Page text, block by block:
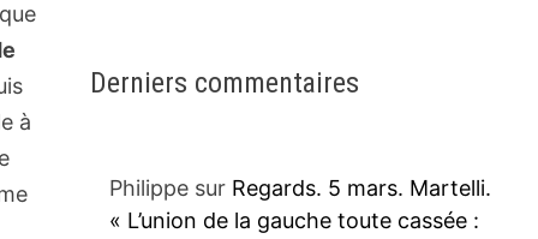
à
Derniers commentaires
Philippesur Regards. 5 mars. Martelli.
« L’union de la gauche toute cassée :